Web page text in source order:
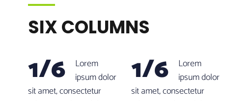
SIX COLUMNS
1/6
Lorem
ipsum dolor
sit amet, consectetur
1/6
Lorem
ipsum dolor
sit amet, consectetur